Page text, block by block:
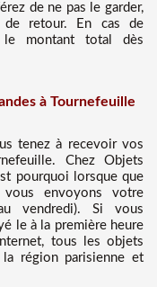
de ne pas le garder,
de retour. En cas de
le montant total dès
à Tournefeuille
tenez à recevoir vos
Chez Objets
pourquoi lorsque que
vous envoyons votre
vendredi). Si vous
le à la première heure
tous les objets
région parisienne et